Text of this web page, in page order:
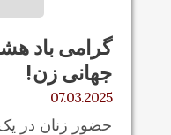
گرامی باد
جهانی زن!
07.03.2025
حضور زنان در